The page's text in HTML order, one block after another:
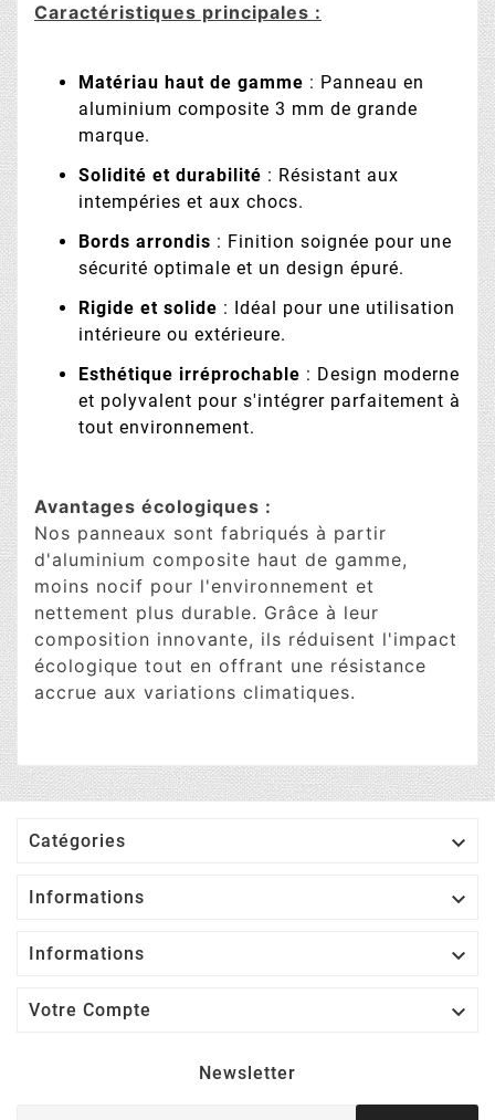
Caractéristiques principales :
Matériau haut de gamme : Panneau en
aluminium composite 3 mm de grande
marque.
Solidité et durabilité : Résistant aux
intempéries et aux chocs.
Bords arrondis : Finition soignée pour une
sécurité optimale et un design épuré.
Rigide et solide : Idéal pour une utilisation
intérieure ou extérieure.
Esthétique irréprochable : Design moderne
et polyvalent pour s'intégrer parfaitement à
tout environnement.
Avantages écologiques :
Nos panneaux sont fabriqués à partir
d'aluminium composite haut de gamme,
moins nocif pour l'environnement et
nettement plus durable. Grâce à leur
composition innovante, ils réduisent l'impact
écologique tout en offrant une résistance
accrue aux variations climatiques.
Catégories 
Informations 
Informations 
Votre Compte 
Newsletter